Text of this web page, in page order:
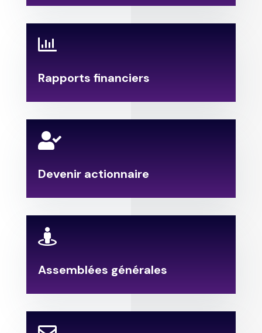

Rapports financiers

Devenir actionnaire

Assemblées générales